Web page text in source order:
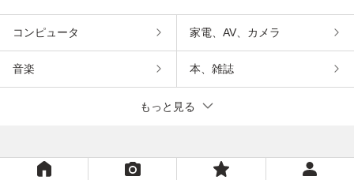
コンピュータ 家電、AV、カメラ
音楽 本、雑誌
もっと見る